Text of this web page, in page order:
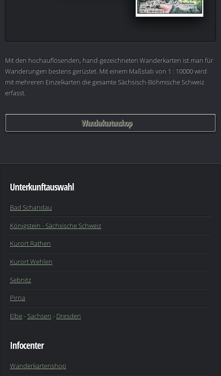
Mit den hochauflösenden, hand-gezeichneten Wanderkarten ist man für
Wanderungen bestens gerüstet. Mit einem Maßstab von 1 : 10000 wird
mit mehreren Einzelkarten die gesamte Sächsisch-Böhmische Schweiz
erfasst.
Wanderkartenshop
Unterkunftauswahl
Bad Schandau
Königstein - Sächsische Schweiz
Kurort Rathen
Kurort Wehlen
Sebnitz
Pirna
Elbe-Sachsen - Dresden
Infocenter
Wanderkartenshop